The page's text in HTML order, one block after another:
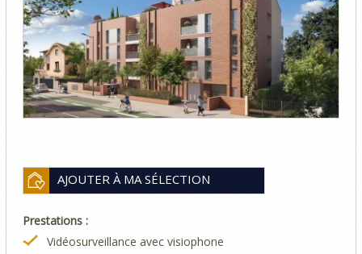
AJOUTER À MA SÉLECTION
Prestations :
Vidéosurveillance avec visiophone